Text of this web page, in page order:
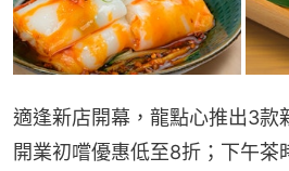
適逢新店開幕，龍點心推出3款
開業初嚐優惠低至8折；下午茶